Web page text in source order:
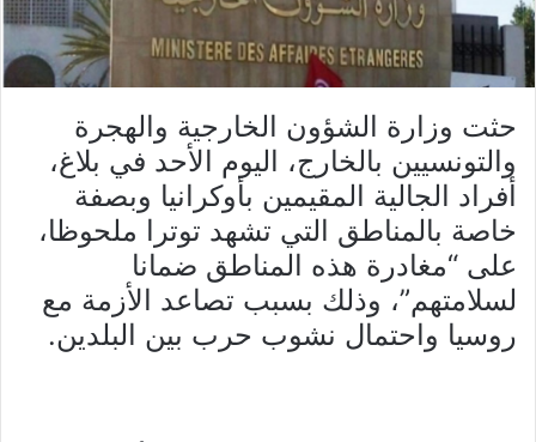
حثت وزارة الشؤون الخارجية والهجرة
والتونسيين بالخارج، اليوم الأحد في بلاغ،
أفراد الجالية المقيمين بأوكرانيا وبصفة
خاصة بالمناطق التي تشهد توترا ملحوظا،
على “مغادرة هذه المناطق ضمانا
لسلامتهم”، وذلك بسبب تصاعد الأزمة مع
روسيا واحتمال نشوب حرب بين البلدين.